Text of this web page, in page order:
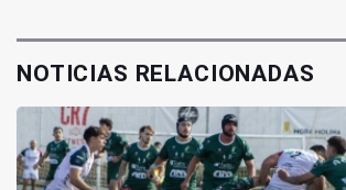
NOTICIAS RELACIONADAS